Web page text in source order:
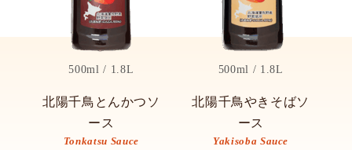
500ml / 1.8L
北陽千鳥とんかつソ
ース
Tonkatsu Sauce
500ml / 1.8L
北陽千鳥やきそばソ
ース
Yakisoba Sauce